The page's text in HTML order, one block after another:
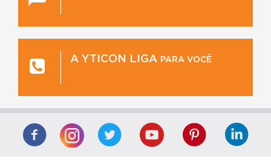
A YTICON LIGA PARA VOCÊ